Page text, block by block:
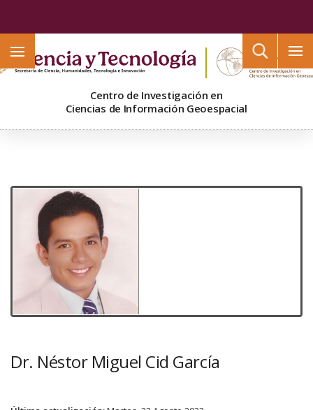
Centro de Investigación en
Ciencias de Información Geoespacial
Dr. Néstor Miguel Cid García